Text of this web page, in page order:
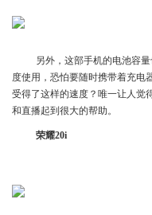
另外，这部手机的电池容
度使用，恐怕要随时携带着充电
受得了这样的速度？唯一让人觉
和直播起到很大的帮助。
荣耀20i